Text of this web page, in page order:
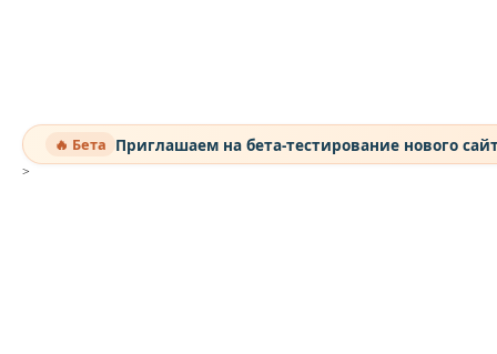
🔥 Бета Приглашаем на бета-тестирование нового
>